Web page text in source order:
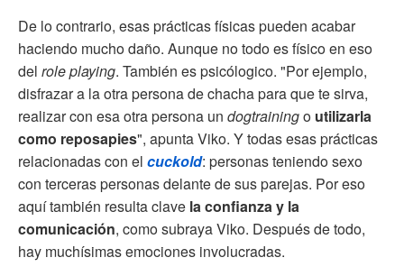
De lo contrario, esas prácticas físicas pueden acabar
haciendo mucho daño. Aunque no todo es físico en eso
del role playing. También es psicólogico. "Por ejemplo,
disfrazar a la otra persona de chacha para que te sirva,
realizar con esa otra persona un dogtrainingo utilizarla
como reposapies", apunta Viko. Y todas esas prácticas
relacionadas con el cuckold: personas teniendo sexo
con terceras personas delante de sus parejas. Por eso
aquí también resulta clave la confianza y la
comunicación, como subraya Viko. Después de todo,
hay muchísimas emociones involucradas.